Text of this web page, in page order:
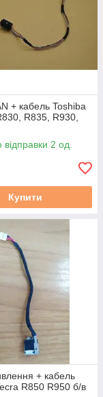
+ кабель Toshiba
R835, R930,
відправки 2 од.
Купити
+ кабель
R850 R950 б/в